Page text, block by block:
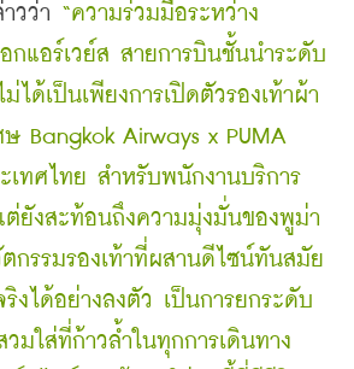
วว่า “ความร่วมมือระหว่าง
กแอร์เวย์ส สายการบินชั้นนำระดับ
ได้เป็นเพียงการเปิดตัวรองเท้าผ้า
ษ Bangkok Airways x PUMA
เทศไทย สำหรับพนักงานบริการ
ยังสะท้อนถึงความมุ่งมั่นของพูม่า
ตกรรมรองเท้าที่ผสานดีไซน์ทันสมัย
ริงได้อย่างลงตัว เป็นการยกระดับ
มใส่ที่ก้าวล้ำในทุกการเดินทาง